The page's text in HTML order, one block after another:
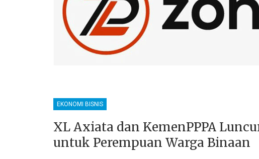
EKONOMI BISNIS
XL Axiata dan KemenPPPA
untuk Perempuan Warga Binaan